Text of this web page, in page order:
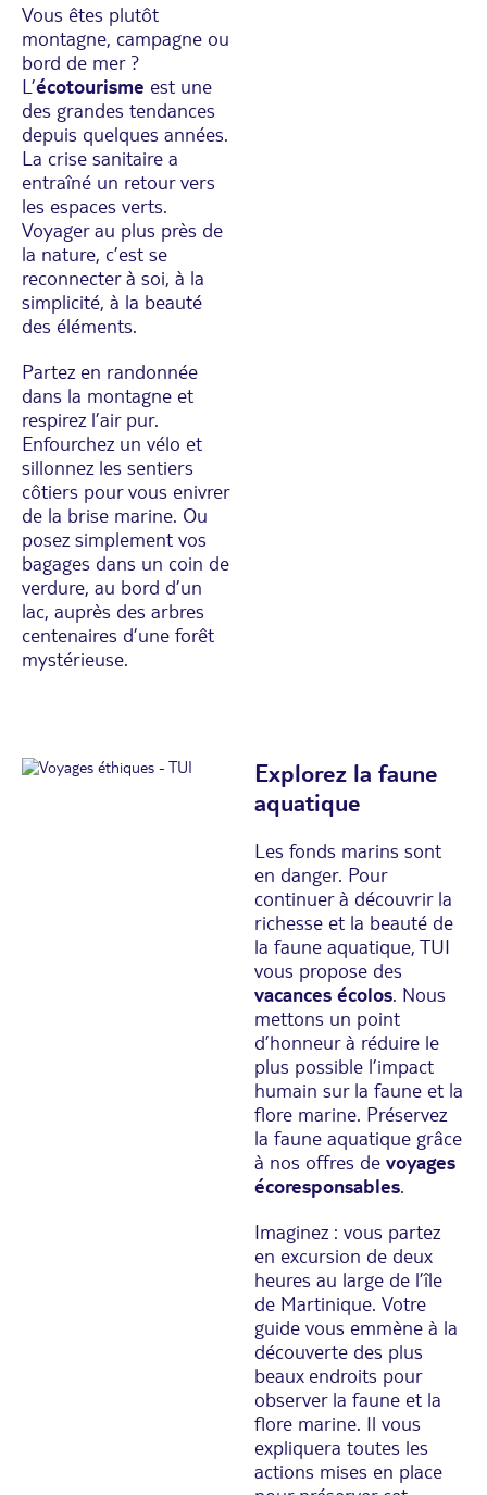
Vous êtes plutôt
montagne, campagne ou
bord de mer ?
L’écotourisme est une
des grandes tendances
depuis quelques années.
La crise sanitaire a
entraîné un retour vers
les espaces verts.
Voyager au plus près de
la nature, c’est se
reconnecter à soi, à la
simplicité, à la beauté
des éléments.
Partez en randonnée
dans la montagne et
respirez l’air pur.
Enfourchez un vélo et
sillonnez les sentiers
côtiers pour vous enivrer
de la brise marine. Ou
posez simplement vos
bagages dans un coin de
verdure, au bord d’un
lac, auprès des arbres
centenaires d’une forêt
mystérieuse.
Explorez la faune
aquatique
Les fonds marins sont
en danger. Pour
continuer à découvrir la
richesse et la beauté de
la faune aquatique, TUI
vous propose des
vacances écolos. Nous
mettons un point
d’honneur à réduire le
plus possible l’impact
humain sur la faune et la
flore marine. Préservez
la faune aquatique grâce
à nos offres de voyages
écoresponsables.
Imaginez : vous partez
en excursion de deux
heures au large de l’île
de Martinique. Votre
guide vous emmène à la
découverte des plus
beaux endroits pour
observer la faune et la
flore marine. Il vous
expliquera toutes les
actions mises en place